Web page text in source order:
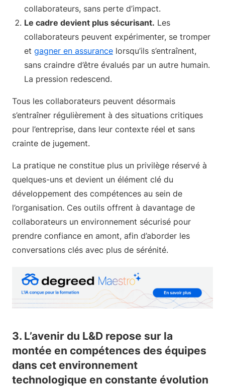
collaborateurs, sans perte d’impact.
Le cadre devient plus sécurisant. Les
collaborateurs peuvent expérimenter, se tromper
et gagner en assurance lorsqu’ils s’entraînent,
sans craindre d’être évalués par un autre humain.
La pression redescend.
Tous les collaborateurs peuvent désormais
s’entraîner régulièrement à des situations critiques
pour l’entreprise, dans leur contexte réel et sans
crainte de jugement.
La pratique ne constitue plus un privilège réservé à
quelques-uns et devient un élément clé du
développement des compétences au sein de
l’organisation. Ces outils offrent à davantage de
collaborateurs un environnement sécurisé pour
prendre confiance en amont, afin d’aborder les
conversations clés avec plus de sérénité.
3. L’avenir du L&D repose sur la
montée en compétences des équipes
dans cet environnement
technologique en constante évolution